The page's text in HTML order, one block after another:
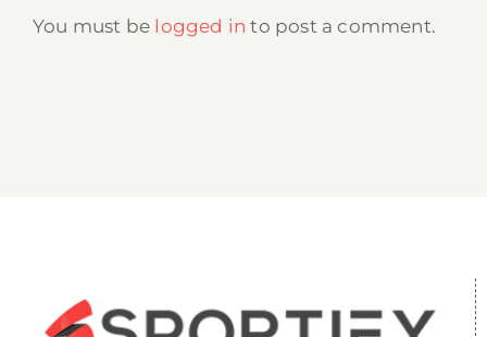
You must be logged in to post a comment.